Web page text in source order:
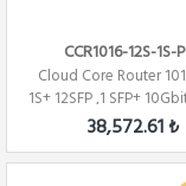
CCR1016-12S-1S-
Cloud Core Router
1S+ 12SFP ,1 SFP+
Firewa...
38,572.61 ₺